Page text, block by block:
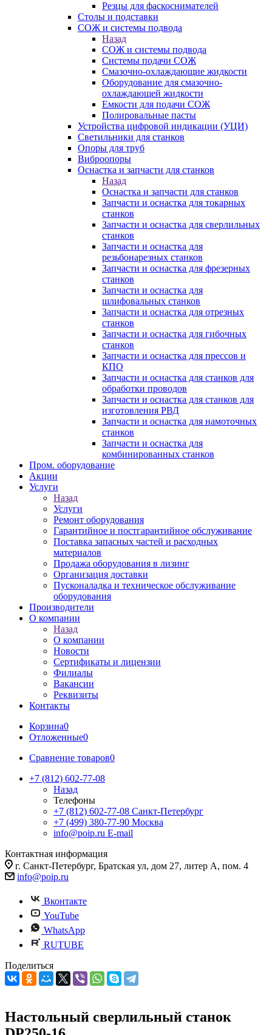
Резцы для фаскоснимателей
Столы и подставки
СОЖ и системы подвода
Назад
СОЖ и системы подвода
Системы подачи СОЖ
Смазочно-охлаждающие жидкости
Оборудование для смазочно-
охлаждающей жидкости
Емкости для подачи СОЖ
Полировальные пасты
Устройства цифровой индикации (УЦИ)
Светильники для станков
Опоры для труб
Виброопоры
Оснастка и запчасти для станков
Назад
Оснастка и запчасти для станков
Запчасти и оснастка для токарных
станков
Запчасти и оснастка для сверлильных
станков
Запчасти и оснастка для
резьбонарезных станков
Запчасти и оснастка для фрезерных
станков
Запчасти и оснастка для
шлифовальных станков
Запчасти и оснастка для отрезных
станков
Запчасти и оснастка для гибочных
станков
Запчасти и оснастка для прессов и
КПО
Запчасти и оснастка для станков для
обработки проводов
Запчасти и оснастка для станков для
изготовления РВД
Запчасти и оснастка для намоточных
станков
Запчасти и оснастка для
комбинированных станков
Пром. оборудование
Акции
Услуги
Назад
Услуги
Ремонт оборудования
Гарантийное и постгарантийное обслуживание
Поставка запасных частей и расходных
материалов
Продажа оборудования в лизинг
Организация доставки
Пусконаладка и техническое обслуживание
оборудования
Производители
О компании
Назад
О компании
Новости
Сертификаты и лицензии
Филиалы
Вакансии
Реквизиты
Контакты
Корзина0
Отложенные0
Сравнение товаров0
+7 (812) 602-77-08
Назад
Телефоны
+7 (812) 602-77-08 Санкт-Петербург
+7 (499) 380-77-90 Москва
info@poip.ru E-mail
Контактная информация
г. Санкт-Петербург, Братская ул, дом 27, литер А, пом. 4
info@poip.ru
Вконтакте
YouTube
WhatsApp
RUTUBE
Поделиться
Настольный сверлильный станок